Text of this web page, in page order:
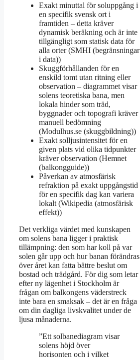
Exakt minuttal för soluppgång i
en specifik svensk ort i
framtiden – detta kräver
dynamisk beräkning och är inte
tillgängligt som statisk data för
alla orter (SMHI (begränsningar
i data))
Skuggförhållanden för en
enskild tomt utan ritning eller
observation – diagrammet visar
solens teoretiska bana, men
lokala hinder som träd,
byggnader och topografi kräver
manuell bedömning
(Modulhus.se (skuggbildning))
Exakt solljusintensitet för en
given plats vid olika tidpunkter
kräver observation (Hemnet
(balkongguide))
Påverkan av atmosfärisk
refraktion på exakt uppgångstid
för en specifik dag kan variera
lokalt (Wikipedia (atmosfärisk
effekt))
Det verkliga värdet med kunskapen
om solens bana ligger i praktisk
tillämpning: den som har koll på var
solen går upp och hur banan förändras
över året kan fatta bättre beslut om
bostad och trädgård. För dig som letar
efter ny lägenhet i Stockholm är
frågan om balkongens väderstreck
inte bara en smaksak – det är en fråga
om din dagliga livskvalitet under de
ljusa månaderna.
”Ett solbanediagram visar
solens höjd över
horisonten och i vilket